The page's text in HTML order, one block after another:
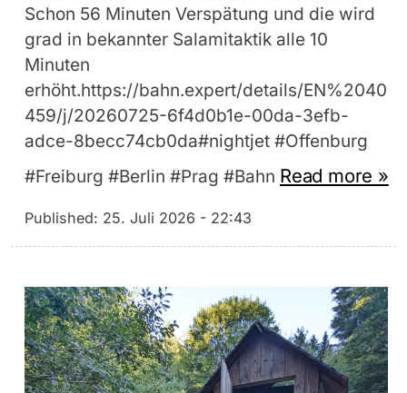
Schon 56 Minuten Verspätung und die wird
grad in bekannter Salamitaktik alle 10
Minuten
erhöht.https://bahn.expert/details/EN%2040
459/j/20260725-6f4d0b1e-00da-3efb-
adce-8becc74cb0da#nightjet #Offenburg
#Freiburg #Berlin #Prag #Bahn Read more »
Published: 25. Juli 2026 - 22:43